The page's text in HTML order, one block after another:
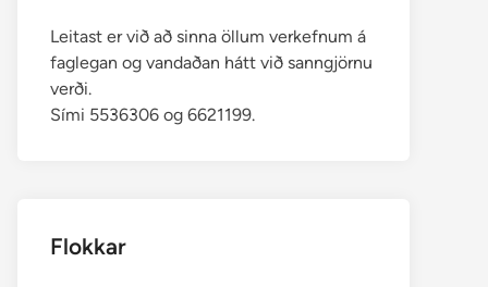
Leitast er við að sinna öllum verkefnum á
faglegan og vandaðan hátt við sanngjörnu
verði.
Sími 5536306 og 6621199.
Flokkar